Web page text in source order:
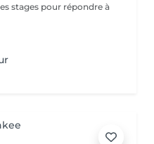
stages pour répondre à